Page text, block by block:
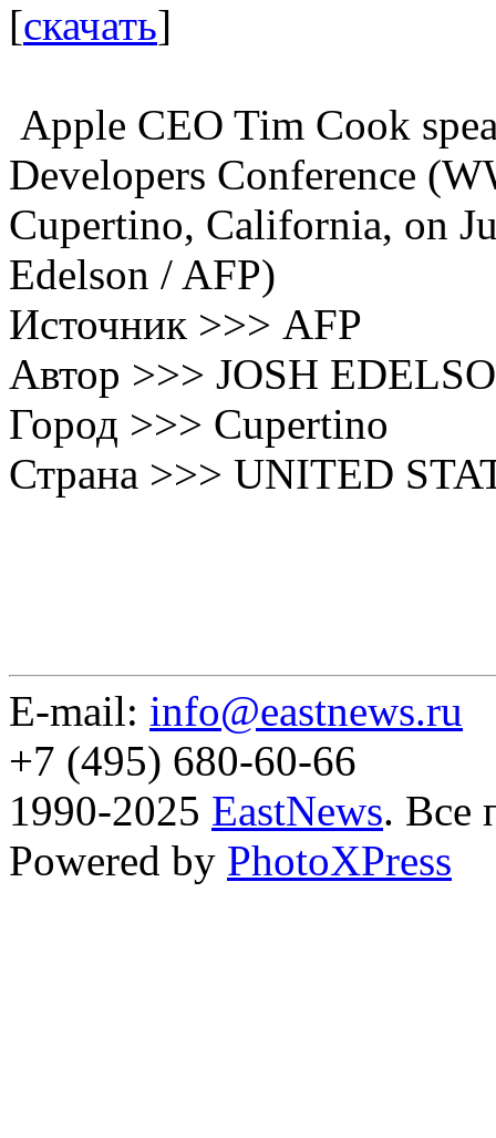
[скачать]
Apple CEO Tim Cook
Developers Conference
Cupertino, California, on
Edelson / AFP)
Источник >>> AFP
Автор >>> JOSH
Город >>> Cupertino
Страна >>> UNITED
E-mail: info@eastnews.ru
+7 (495) 680-60-66
1990-2025 EastNews. Все
Powered by PhotoXPress